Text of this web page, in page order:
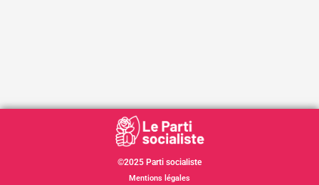
©2025 Parti socialiste
Mentions légales